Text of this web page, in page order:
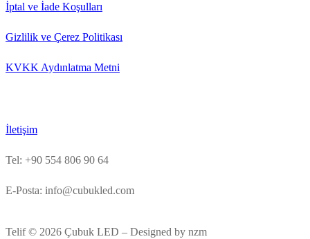
İptal ve İade Koşulları
Gizlilik ve Çerez Politikası
KVKK Aydınlatma Metni
İletişim
Tel: +90 554 806 90 64
E-Posta: info@cubukled.com
Telif © 2026 Çubuk LED – Designed by nzm